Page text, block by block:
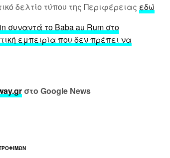
δελτίο τύπου της Περιφέρειας εδώ
συναντά το Baba au Rum στο
εμπειρία που δεν πρέπει να
στο Google News